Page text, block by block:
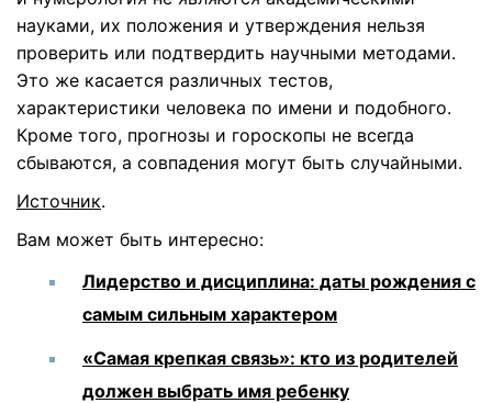
науками, их положения и утверждения нельзя
проверить или подтвердить научными методами.
Это же касается различных тестов,
характеристики человека по имени и подобного.
Кроме того, прогнозы и гороскопы не всегда
сбываются, а совпадения могут быть случайными.
Источник.
Вам может быть интересно:
Лидерство и дисциплина: даты рождения с
самым сильным характером
«Самая крепкая связь»: кто из родителей
должен выбрать имя ребенку